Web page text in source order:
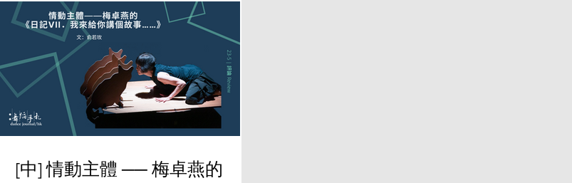
「我」是帶著不同身分背景的，有跨界編舞的設計師...
[中] 情動主體 ── 梅卓燕的